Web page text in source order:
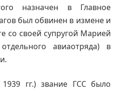
назначен в Главное
был обвинен в измене и
со своей супругой Марией
авиаотряда) в
гг.) звание ГСС было